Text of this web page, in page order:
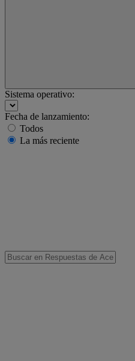
Sistema operativo:
Fecha de lanzamiento:
Todos
La más reciente